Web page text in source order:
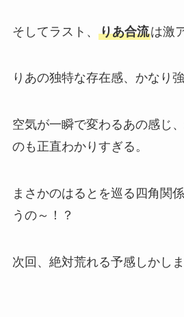
そしてラスト、 りあ合流は激
りあの独特な存在感、かなり強
空気が一瞬で変わるあの感じ
のも正直わかりすぎる。
まさかのはるとを巡る四角関
うの～！？
次回、絶対荒れる予感しかし